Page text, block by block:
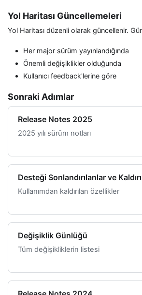
Yol Haritası Güncellemeleri
Yol Haritası düzenli olarak güncellenir.
Her major sürüm yayınlandığında
Önemli değişiklikler olduğunda
Kullanıcı feedback'lerine göre
Sonraki Adımlar
Release Notes 2025
2025 yılı sürüm notları
Desteği Sonlandırılanlar ve
Kullanımdan kaldırılan özellikler
Değişiklik Günlüğü
Tüm değişikliklerin listesi